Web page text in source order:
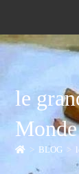
le
Monde
> BLOG >